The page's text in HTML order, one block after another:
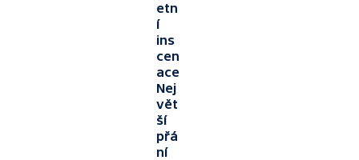
etn
í
ins
cen
ace
Nej
vět
ší
přá
ní